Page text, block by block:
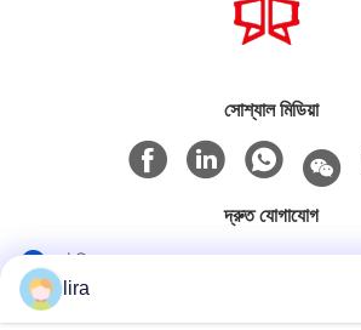
সোশ্যাল মিডিয়া
দ্রুত যোগাযোগ
টেলিফোন
86-510-86385783
lira